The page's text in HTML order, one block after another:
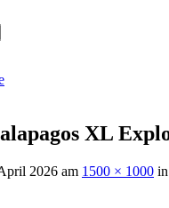
XL
2026 am 1500 × 1000 in